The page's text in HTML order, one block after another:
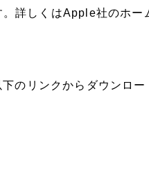
しくはApple社のホー
のリンクからダウンロー